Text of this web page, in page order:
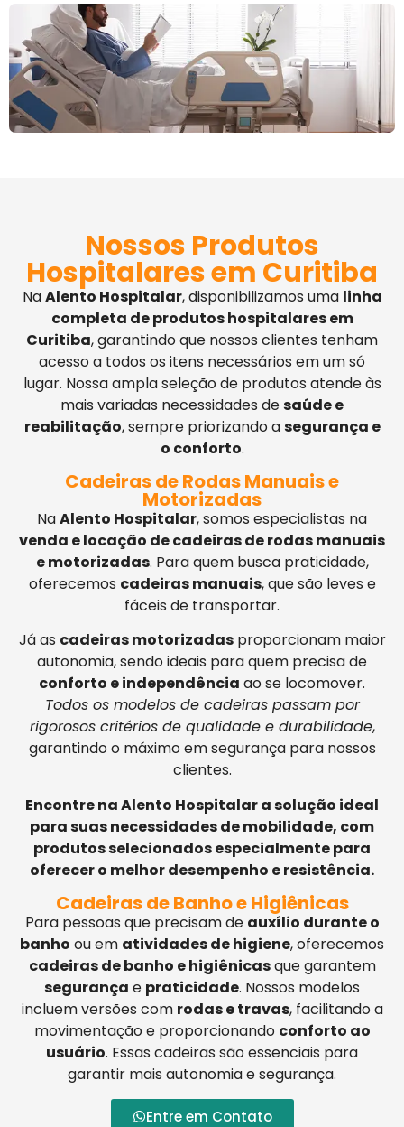
Nossos Produtos
Hospitalares em Curitiba
NaAlento Hospitalar, disponibilizamos uma linha
completa de produtos hospitalares em
Curitiba, garantindo que nossos clientes tenham
acesso a todos os itens necessários em um só
lugar. Nossa ampla seleção de produtos atende às
mais variadas necessidades desaúde e
reabilitação, sempre priorizando asegurança e
o conforto.
Cadeiras de Rodas Manuais e
Motorizadas
NaAlento Hospitalar, somos especialistas na
venda e locação de cadeiras de rodas manuais
e motorizadas. Para quem busca praticidade,
oferecemos cadeiras manuais, que são leves e
fáceis de transportar.
Já as cadeiras motorizadasproporcionam maior
autonomia, sendo ideais para quem precisa de
conforto e independência ao se locomover.
Todos os modelos de cadeiras passam por
rigorosos critérios de qualidade e durabilidade,
garantindo o máximo em segurança para nossos
clientes.
Encontre na Alento Hospitalar a solução ideal
para suas necessidades de mobilidade, com
produtos selecionados especialmente para
oferecer o melhor desempenho e resistência.
Cadeiras de Banho e Higiênicas
Para pessoas que precisam de auxílio durante o
banho ou em atividades de higiene, oferecemos
cadeiras de banho e higiênicasque garantem
segurança e praticidade. Nossos modelos
incluem versões com rodas e travas, facilitando a
movimentação e proporcionando conforto ao
usuário. Essas cadeiras são essenciais para
garantir mais autonomia e segurança.
Entre em Contato